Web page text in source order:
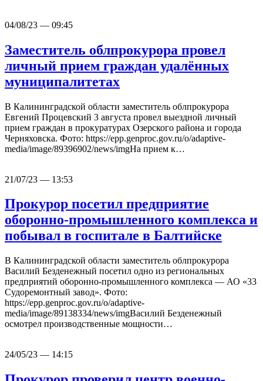
04/08/23 — 09:45
Заместитель облпрокурора провел
личный прием граждан удалённых
муниципалитетах
В Калининградской области заместитель облпрокурора
Евгений Процевский 3 августа провел выездной личный
прием граждан в прокуратурах Озерского района и города
Черняховска. Фото: https://epp.genproc.gov.ru/o/adaptive-
media/image/89396902/news/imgНа прием к…
21/07/23 — 13:53
Прокурор посетил предприятие
оборонно-промышленного комплекса и
побывал в госпитале в Балтийске
В Калининградской области заместитель облпрокурора
Василий Безденежный посетил одно из региональных
предприятий оборонно-промышленного комплекса — АО «33
Судоремонтный завод». Фото:
https://epp.genproc.gov.ru/o/adaptive-
media/image/89138334/news/imgВасилий Безденежный
осмотрел производственные мощности…
24/05/23 — 14:15